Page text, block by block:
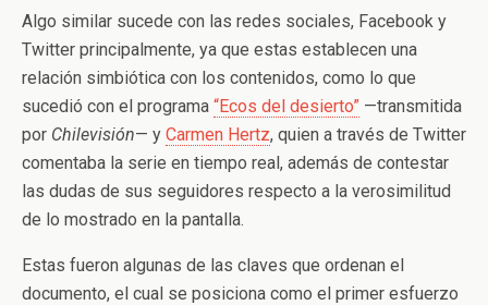
Algo similar sucede con las redes sociales, Facebook y
Twitter principalmente, ya que estas establecen una
relación simbiótica con los contenidos, como lo que
sucedió con el programa “Ecos del desierto” —transmitida
por Chilevisión— y Carmen Hertz, quien a través de Twitter
comentaba la serie en tiempo real, además de contestar
las dudas de sus seguidores respecto a la verosimilitud
de lo mostrado en la pantalla.
Estas fueron algunas de las claves que ordenan el
documento, el cual se posiciona como el primer esfuerzo